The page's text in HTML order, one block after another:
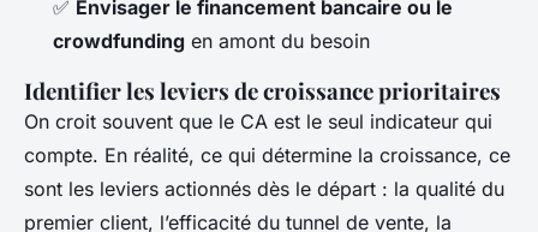
✅ Envisager le financement bancaire ou le
crowdfunding en amont du besoin
Identifier les leviers de croissance prioritaires
On croit souvent que le CA est le seul indicateur qui
compte. En réalité, ce qui détermine la croissance, ce
sont les leviers actionnés dès le départ : la qualité du
premier client, l’efficacité du tunnel de vente, la